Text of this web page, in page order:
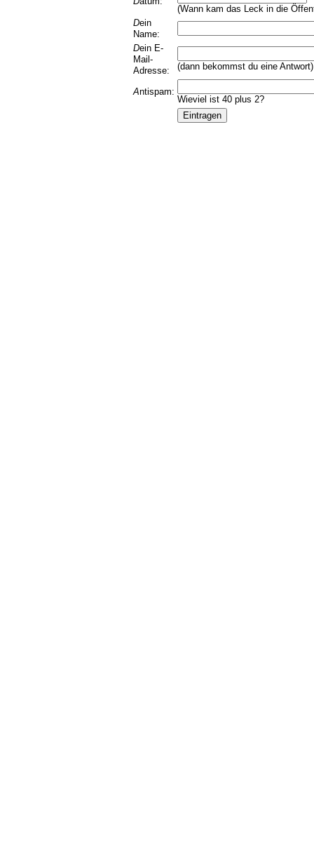
(Wann kam das Leck in die
Dein
Name:
Dein E-
Mail-
Adresse:
(dann bekommst du eine Antwort)
Antispam:
Wieviel ist 40 plus 2?